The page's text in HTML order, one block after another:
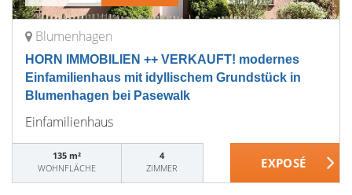
Blumenhagen
HORN IMMOBILIEN ++ VERKAUFT! modernes
Einfamilienhaus mit idyllischem Grundstück in
Blumenhagen bei Pasewalk
Einfamilienhaus
135 m²
WOHNFLÄCHE
4
ZIMMER